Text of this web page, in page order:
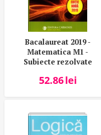
Bacalaureat 2019 -
Matematica M1 -
Subiecte rezolvate
52.86lei